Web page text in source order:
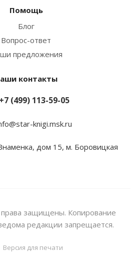
Помощь
Блог
Вопрос-ответ
предложения
контакты
+7 (499) 113-59-05
knigi.msk.ru
дом 15, м. Боровицкая
защищены. Копирование
редакции запрещается.
Версия для печати